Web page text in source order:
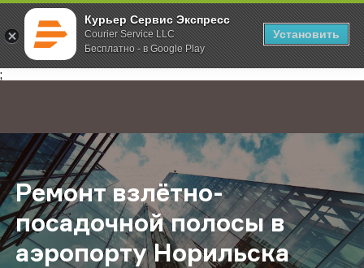
Курьер Сервис Экспресс
Courier Service LLC
Бесплатно - в Google Play
Установить
;
Главная О компании Новости Ремонт взлётно-посадочной
Ремонт взлётно-
посадочной полосы в
аэропорту Норильска